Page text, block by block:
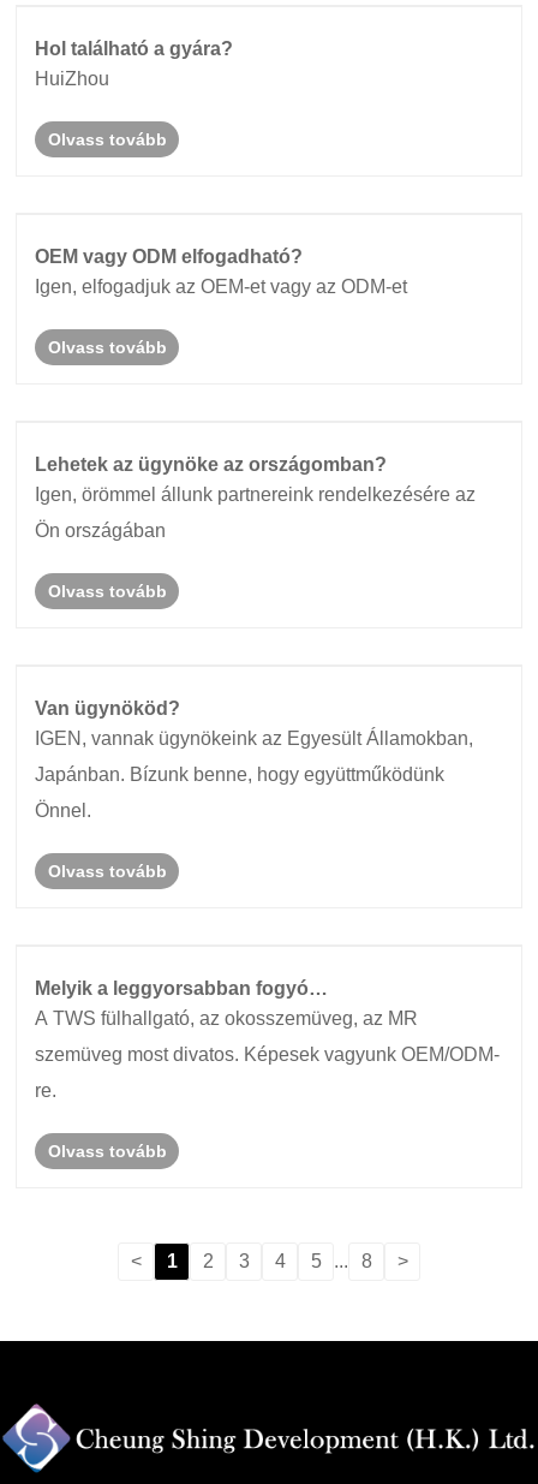
Hol található a gyára?
HuiZhou
Olvass tovább
OEM vagy ODM elfogadható?
Igen, elfogadjuk az OEM-et vagy az ODM-et
Olvass tovább
Lehetek az ügynöke az országomban?
Igen, örömmel állunk partnereink rendelkezésére az
Ön országában
Olvass tovább
Van ügynököd?
IGEN, vannak ügynökeink az Egyesült Államokban,
Japánban. Bízunk benne, hogy együttműködünk
Önnel.
Olvass tovább
Melyik a leggyorsabban fogyó
szórakoztatóelektronikai eszköz?
A TWS fülhallgató, az okosszemüveg, az MR
szemüveg most divatos. Képesek vagyunk OEM/ODM-
re.
Olvass tovább
< 1 2 3 4 5 ... 8 >